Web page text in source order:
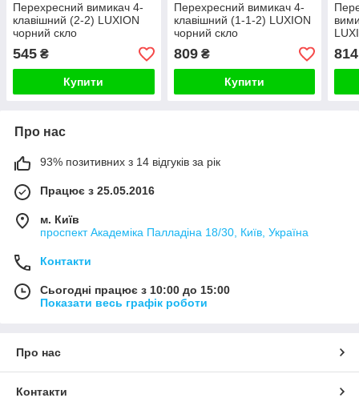
Перехресний вимикач 4-
клавішний (2-2) LUXION
чорний скло
545 ₴
Купити
Перехресний вимикач 4-
клавішний (1-1-2) LUXION
чорний скло
809₴
Купити
814
Про нас
93% позитивних з 14 відгуків за рік
Працює з 25.05.2016
м. Київ
проспект Академіка Палладіна 18/30, Київ, Україна
Контакти
Сьогодні працює з 10:00 до 15:00
Показати весь графік роботи
Про нас
Контакти